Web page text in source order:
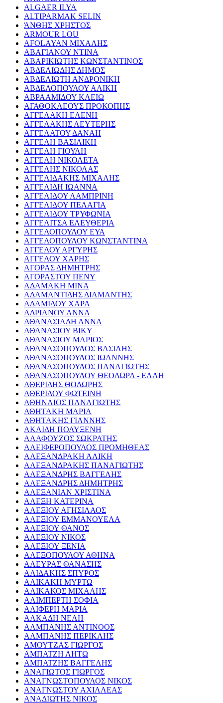
ALGAER ILYA
ALTIPARMAK SELIN
ΆΝΘΗΣ ΧΡΗΣΤΟΣ
ARMOUR LOU
AFOLAYAN ΜΙΧΑΛΗΣ
ΑΒΑΓΙΑΝΟΥ ΝΤΙΝΑ
ΑΒΑΡΙΚΙΩΤΗΣ ΚΩΝΣΤΑΝΤΙΝΟΣ
ΑΒΔΕΛΙΩΔΗΣ ΔΗΜΟΣ
ΑΒΔΕΛΙΩΤΗ ΑΝΔΡΟΝΙΚΗ
ΑΒΔΕΛΟΠΟΥΛΟΥ ΑΛΙΚΗ
ΑΒΡΑΑΜΙΔΟΥ ΚΛΕΙΩ
ΑΓΑΘΟΚΛΕΟΥΣ ΠΡΟΚΟΠΗΣ
ΑΓΓΕΛΑΚΗ ΕΛΕΝΗ
ΑΓΓΕΛΑΚΗΣ ΛΕΥΤΕΡΗΣ
ΑΓΓΕΛΑΤΟΥ ΔΑΝΑΗ
ΑΓΓΕΛΗ ΒΑΣΙΛΙΚΗ
ΑΓΓΕΛΗ ΓΙΟΥΛΗ
ΑΓΓΕΛΗ ΝΙΚΟΛΕΤΑ
ΑΓΓΕΛΗΣ ΝΙΚΟΛΑΣ
ΑΓΓΕΛΙΔΑΚΗΣ ΜΙΧΑΛΗΣ
ΑΓΓΕΛΙΔΗ ΙΩΑΝΝΑ
ΑΓΓΕΛΙΔΟΥ ΛΑΜΠΡΙΝΗ
ΑΓΓΕΛΙΔΟΥ ΠΕΛΑΓΙΑ
ΑΓΓΕΛΙΔΟΥ ΤΡΥΦΩΝΙΑ
ΑΓΓΕΛΙΤΣΑ ΕΛΕΥΘΕΡΙΑ
ΑΓΓΕΛΟΠΟΥΛΟΥ ΕΥΑ
ΑΓΓΕΛΟΠΟΥΛΟΥ ΚΩΝΣΤΑΝΤΙΝΑ
ΑΓΓΕΛΟΥ ΑΡΓΥΡΗΣ
ΑΓΓΕΛΟΥ ΧΑΡΗΣ
ΑΓΟΡΑΣ ΔΗΜΗΤΡΗΣ
ΑΓΟΡΑΣΤΟΥ ΠΕΝΥ
ΑΔΑΜΑΚΗ ΜΙΝΑ
ΑΔΑΜΑΝΤΙΔΗΣ ΔΙΑΜΑΝΤΗΣ
ΑΔΑΜΙΔΟΥ ΧΑΡΑ
ΑΔΡΙΑΝΟΥ ΑΝΝΑ
ΑΘΑΝΑΣΙΑΔΗ ΑΝΝΑ
ΑΘΑΝΑΣΙΟΥ ΒΙΚΥ
ΑΘΑΝΑΣΙΟΥ ΜΑΡΙΟΣ
ΑΘΑΝΑΣΟΠΟΥΛΟΣ ΒΑΣΙΛΗΣ
ΑΘΑΝΑΣΟΠΟΥΛΟΣ ΙΩΑΝΝΗΣ
ΑΘΑΝΑΣΟΠΟΥΛΟΣ ΠΑΝΑΓΙΩΤΗΣ
ΑΘΑΝΑΣΟΠΟΥΛΟΥ ΘΕΟΔΩΡΑ - ΕΛΛΗ
ΑΘΕΡΙΔΗΣ ΘΟΔΩΡΗΣ
ΑΘΕΡΙΔΟΥ ΦΩΤΕΙΝΗ
ΑΘΗΝΑΙΟΣ ΠΑΝΑΓΙΩΤΗΣ
ΑΘΗΤΑΚΗ ΜΑΡΙΑ
ΑΘΗΤΑΚΗΣ ΓΙΑΝΝΗΣ
ΑΚΛΙΔΗ ΠΟΛΥΞΕΝΗ
ΑΛΑΦΟΥΖΟΣ ΣΩΚΡΑΤΗΣ
ΑΛΕΙΦΕΡΟΠΟΥΛΟΣ ΠΡΟΜΗΘΕΑΣ
ΑΛΕΞΑΝΔΡΑΚΗ ΑΛΙΚΗ
ΑΛΕΞΑΝΔΡΑΚΗΣ ΠΑΝΑΓΙΩΤΗΣ
ΑΛΕΞΑΝΔΡΗΣ ΒΑΓΓΕΛΗΣ
ΑΛΕΞΑΝΔΡΗΣ ΔΗΜΗΤΡΗΣ
ΑΛΕΞΑΝΙΑΝ ΧΡΙΣΤΙΝΑ
ΑΛΕΞΗ ΚΑΤΕΡΙΝΑ
ΑΛΕΞΙΟΥ ΑΓΗΣΙΛΑΟΣ
ΑΛΕΞΙΟΥ ΕΜΜΑΝΟΥΕΛΑ
ΑΛΕΞΙΟΥ ΘΑΝΟΣ
ΑΛΕΞΙΟΥ ΝΙΚΟΣ
ΑΛΕΞΙΟΥ ΞΕΝΙΑ
ΑΛΕΞΟΠΟΥΛΟΥ ΑΘΗΝΑ
ΑΛΕΥΡΑΣ ΘΑΝΑΣΗΣ
ΑΛΙΔΑΚΗΣ ΣΠΥΡΟΣ
ΑΛΙΚΑΚΗ ΜΥΡΤΩ
ΑΛΙΚΑΚΟΣ ΜΙΧΑΛΗΣ
ΑΛΙΜΠΕΡΤΗ ΣΟΦΙΑ
ΑΛΙΦΕΡΗ ΜΑΡΙΑ
ΑΛΚΑΔΗ ΝΕΛΗ
ΑΛΜΠΑΝΗΣ ΑΝΤΙΝΟΟΣ
ΑΛΜΠΑΝΗΣ ΠΕΡΙΚΛΗΣ
ΑΜΟΥΤΖΑΣ ΓΙΩΡΓΟΣ
ΑΜΠΑΤΖΗ ΛΗΤΩ
ΑΜΠΑΤΖΗΣ ΒΑΓΓΕΛΗΣ
ΑΝΑΓΙΩΤΟΣ ΓΙΩΡΓΟΣ
ΑΝΑΓΝΩΣΤΟΠΟΥΛΟΣ ΝΙΚΟΣ
ΑΝΑΓΝΩΣΤΟΥ ΑΧΙΛΛΕΑΣ
ΑΝΑΔΙΩΤΗΣ ΝΙΚΟΣ